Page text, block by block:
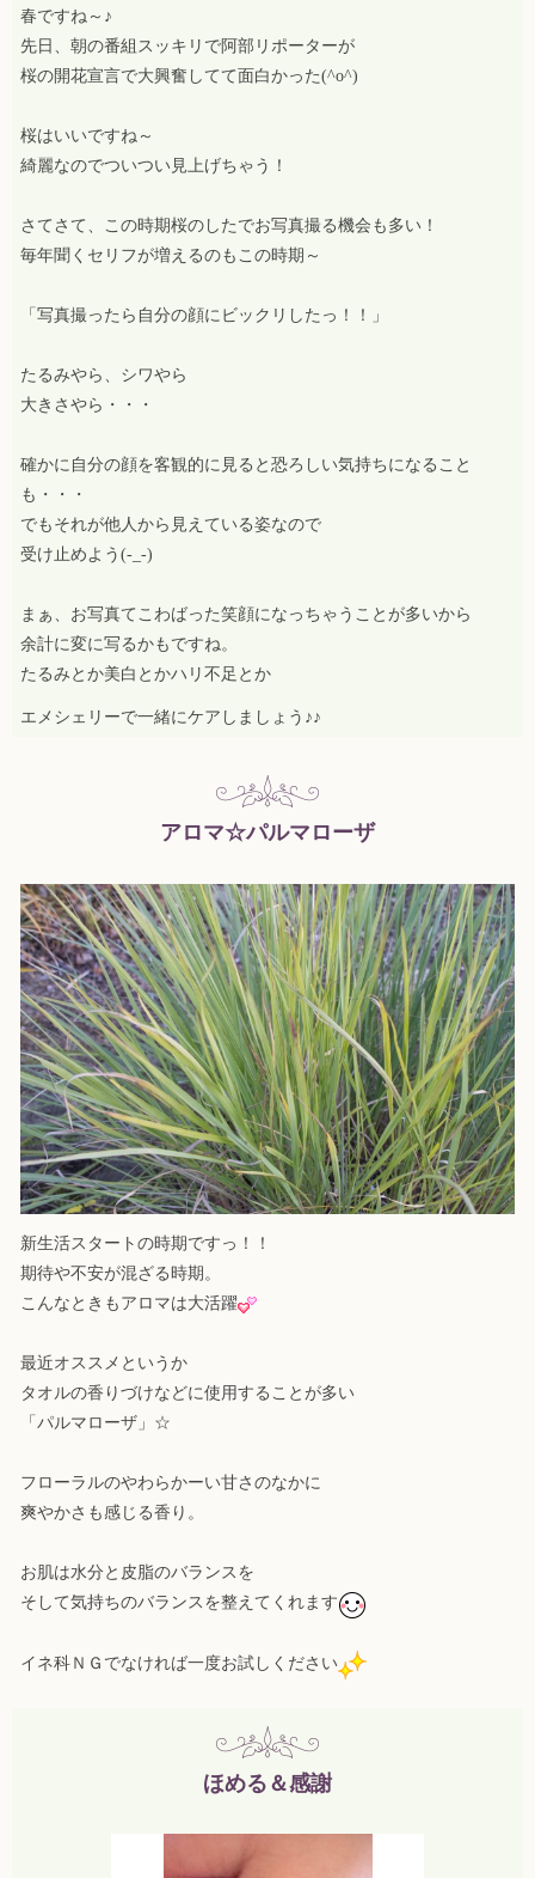
春ですね～♪
先日、朝の番組スッキリで阿部リポーターが
桜の開花宣言で大興奮してて面白かった(^o^)
桜はいいですね～
綺麗なのでついつい見上げちゃう！
さてさて、この時期桜のしたでお写真撮る機会も多い！
毎年聞くセリフが増えるのもこの時期～
「写真撮ったら自分の顔にビックリしたっ！！」
たるみやら、シワやら
大きさやら・・・
確かに自分の顔を客観的に見ると恐ろしい気持ちになること
も・・・
でもそれが他人から見えている姿なので
受け止めよう(-_-)
まぁ、お写真てこわばった笑顔になっちゃうことが多いから
余計に変に写るかもですね。
たるみとか美白とかハリ不足とか
エメシェリーで一緒にケアしましょう♪♪
アロマ☆パルマローザ
新生活スタートの時期ですっ！！
期待や不安が混ざる時期。
こんなときもアロマは大活躍
最近オススメというか
タオルの香りづけなどに使用することが多い
「パルマローザ」☆
フローラルのやわらかーい甘さのなかに
爽やかさも感じる香り。
お肌は水分と皮脂のバランスを
そして気持ちのバランスを整えてくれます
イネ科ＮＧでなければ一度お試しください
ほめる＆感謝